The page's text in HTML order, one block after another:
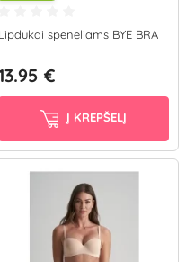
Lipdukai speneliams BYE BRA
€
Į KREPŠELĮ